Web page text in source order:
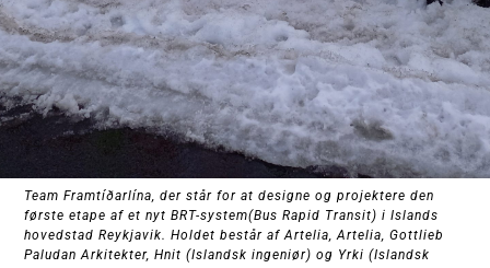
Team Framtíðarlína, der står for at designe og projektere den
første etape af et nyt BRT-system(Bus Rapid Transit) i Islands
hovedstad Reykjavik. Holdet består af Artelia, Artelia, Gottlieb
Paludan Arkitekter, Hnit (Islandsk ingeniør) og Yrki (Islandsk